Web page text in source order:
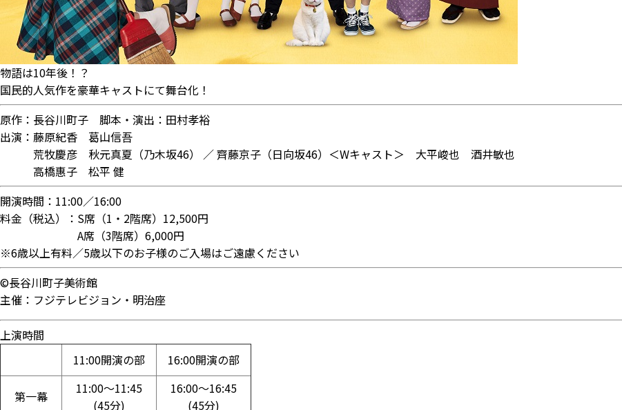
物語は10年後！？
国民的人気作を豪華キャストにて舞台化！
原作：長谷川町子 脚本・演出：田村孝裕
出演：藤原紀香 葛山信吾
荒牧慶彦 秋元真夏（乃木坂46） ／ 齊藤京子（日向坂46）＜Wキャスト＞ 大平峻也 酒井敏也
高橋惠子 松平 健
開演時間：11:00／16:00
料金（税込）：S席（1・2階席）12,500円
A席（3階席）6,000円
※6歳以上有料／5歳以下のお子様のご入場はご遠慮ください
©長谷川町子美術館
主催：フジテレビジョン・明治座
上演時間
11:00開演の部
16:00開演の部
第一幕
11:00～11:45
(45分)
16:00～16:45
(45分)